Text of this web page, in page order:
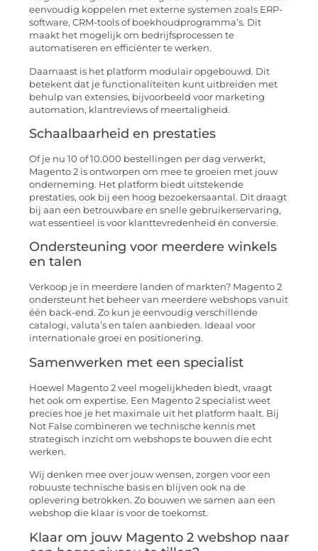
eenvoudig koppelen met externe systemen zoals ERP-
software, CRM-tools of boekhoudprogramma’s. Dit
maakt het mogelijk om bedrijfsprocessen te
automatiseren en efficiënter te werken.
Daarnaast is het platform modulair opgebouwd. Dit
betekent dat je functionaliteiten kunt uitbreiden met
behulp van extensies, bijvoorbeeld voor marketing
automation, klantreviews of meertaligheid.
Schaalbaarheid en prestaties
Of je nu 10 of 10.000 bestellingen per dag verwerkt,
Magento 2 is ontworpen om mee te groeien met jouw
onderneming. Het platform biedt uitstekende
prestaties, ook bij een hoog bezoekersaantal. Dit draagt
bij aan een betrouwbare en snelle gebruikerservaring,
wat essentieel is voor klanttevredenheid én conversie.
Ondersteuning voor meerdere winkels
en talen
Verkoop je in meerdere landen of markten? Magento 2
ondersteunt het beheer van meerdere webshops vanuit
één back-end. Zo kun je eenvoudig verschillende
catalogi, valuta’s en talen aanbieden. Ideaal voor
internationale groei en positionering.
Samenwerken met een specialist
Hoewel Magento 2 veel mogelijkheden biedt, vraagt
het ook om expertise. Een Magento 2 specialist weet
precies hoe je het maximale uit het platform haalt. Bij
Not False combineren we technische kennis met
strategisch inzicht om webshops te bouwen die echt
werken.
Wij denken mee over jouw wensen, zorgen voor een
robuuste technische basis en blijven ook na de
oplevering betrokken. Zo bouwen we samen aan een
webshop die klaar is voor de toekomst.
Klaar om jouw Magento 2 webshop naar